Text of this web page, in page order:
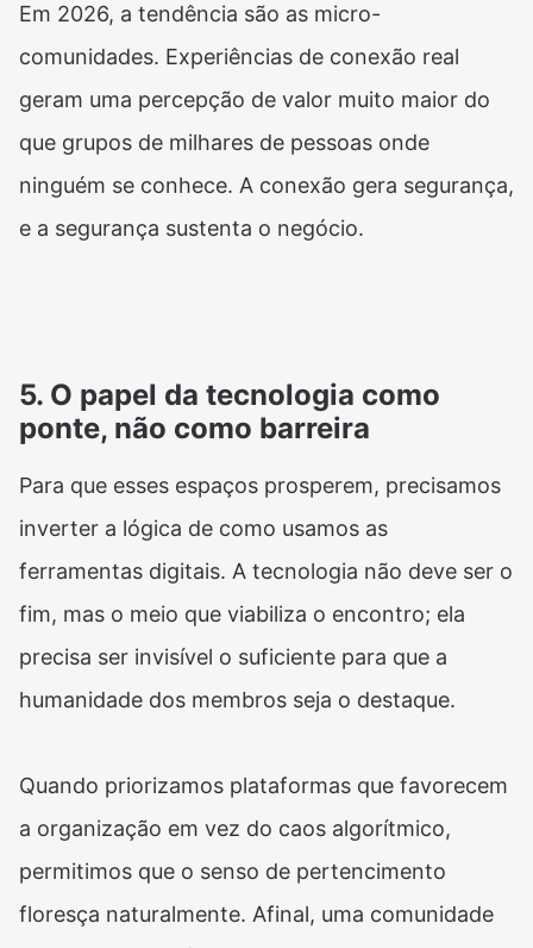
Em 2026, a tendência são as micro-
comunidades. Experiências de conexão real
geram uma percepção de valor muito maior do
que grupos de milhares de pessoas onde
ninguém se conhece. A conexão gera segurança,
e a segurança sustenta o negócio.
5. O papel da tecnologia como
ponte, não como barreira
Para que esses espaços prosperem, precisamos
inverter a lógica de como usamos as
ferramentas digitais. A tecnologia não deve ser o
fim, mas o meio que viabiliza o encontro; ela
precisa ser invisível o suficiente para que a
humanidade dos membros seja o destaque.
Quando priorizamos plataformas que favorecem
a organização em vez do caos algorítmico,
permitimos que o senso de pertencimento
floresça naturalmente. Afinal, uma comunidade